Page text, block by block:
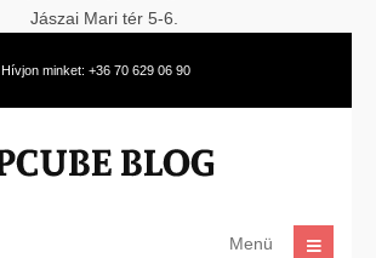
Jászai Mari tér 5-6.
Hívjon minket: +36 70 629 06 90
Menü